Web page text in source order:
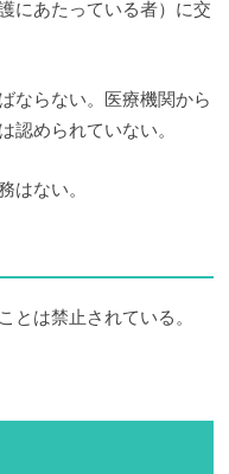
にあたっている者）に交
ならない。医療機関から
認められていない。
はない。
とは禁止されている。